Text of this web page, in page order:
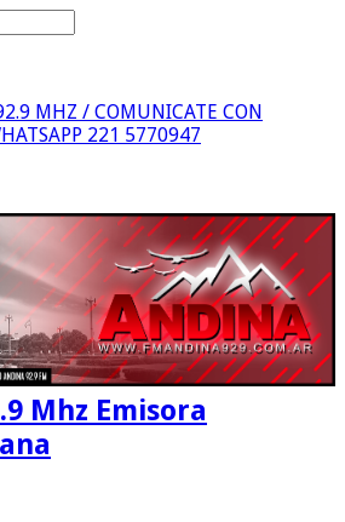
MHZ / COMUNICATE CON
221 5770947
Mhz Emisora